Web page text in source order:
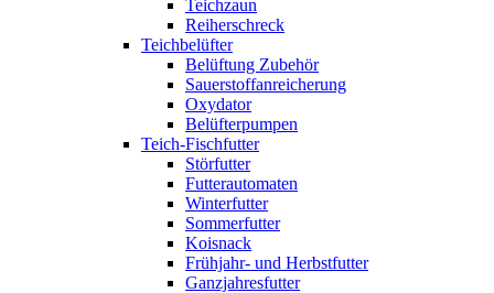
Teichzaun
Reiherschreck
Teichbelüfter
Belüftung Zubehör
Sauerstoffanreicherung
Oxydator
Belüfterpumpen
Teich-Fischfutter
Störfutter
Futterautomaten
Winterfutter
Sommerfutter
Koisnack
Frühjahr- und Herbstfutter
Ganzjahresfutter